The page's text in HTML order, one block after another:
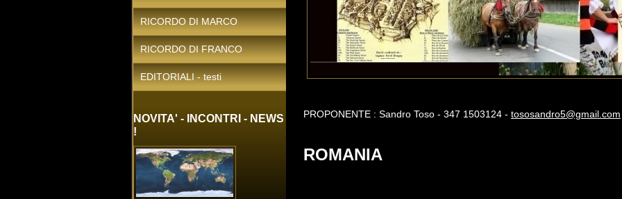
PROPONENTE : Sandro Toso - 347 1503124 - tososandro5@gmail.com
ROMANIA
RICORDO DI MARCO
RICORDO DI FRANCO
EDITORIALI - testi
NOVITA' - INCONTRI - NEWS
!